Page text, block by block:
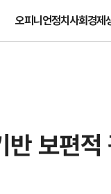
오피니언정치사회경제
보편